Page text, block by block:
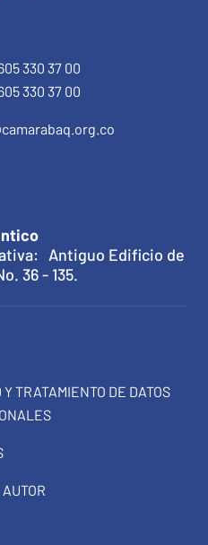
330 37 00
330 37 00
Antiguo Edificio de
36 - 135.
TRATAMIENTO DE DATOS